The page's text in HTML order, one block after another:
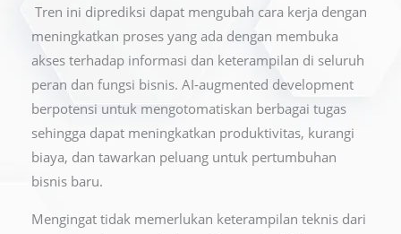
Tren ini diprediksi dapat mengubah cara kerja dengan
meningkatkan proses yang ada dengan membuka
akses terhadap informasi dan keterampilan di seluruh
peran dan fungsi bisnis. AI-augmented development
berpotensi untuk mengotomatiskan berbagai tugas
sehingga dapat meningkatkan produktivitas, kurangi
biaya, dan tawarkan peluang untuk pertumbuhan
bisnis baru.
Mengingat tidak memerlukan keterampilan teknis dari